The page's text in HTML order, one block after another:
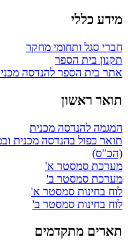
מידע כללי
חברי סגל ותחומי מחקר
תקנון בית הספר
אתר בית הספר להנדסה
תואר ראשון
המגמה להנדסה מכנית
תואר כפול בהנדסה מכנית
(הכ"ס)
מערכת סמסטר א'
מערכת סמסטר ב'
לוח בחינות סמסטר א'
לוח בחינות סמסטר ב'
תארים מתקדמים